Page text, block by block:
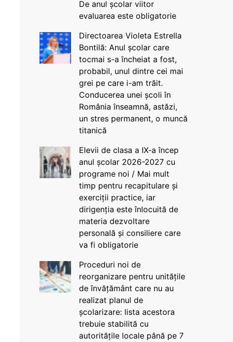
De anul școlar viitor
evaluarea este obligatorie
Directoarea Violeta Estrella
Bontilă: Anul școlar care
tocmai s-a încheiat a fost,
probabil, unul dintre cei mai
grei pe care i-am trăit.
Conducerea unei școli în
România înseamnă, astăzi,
un stres permanent, o muncă
titanică
Elevii de clasa a IX-a încep
anul școlar 2026-2027 cu
programe noi / Mai mult
timp pentru recapitulare și
exerciții practice, iar
dirigenția este înlocuită de
materia dezvoltare
personală și consiliere care
va fi obligatorie
Proceduri noi de
reorganizare pentru unitățile
de învățământ care nu au
realizat planul de
școlarizare: lista acestora
trebuie stabilită cu
autoritățile locale până pe 7